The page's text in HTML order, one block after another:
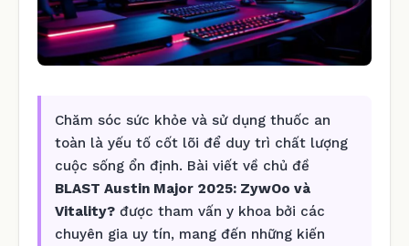
Chăm sóc sức khỏe và sử dụng thuốc an
toàn là yếu tố cốt lõi để duy trì chất lượng
cuộc sống ổn định. Bài viết về chủ đề
BLAST Austin Major 2025: ZywOo và
Vitality? được tham vấn y khoa bởi các
chuyên gia uy tín, mang đến những kiến